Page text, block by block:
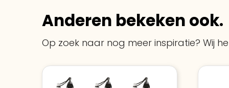
Anderen bekeken ook.
Op zoek naar nog meer inspiratie? Wij